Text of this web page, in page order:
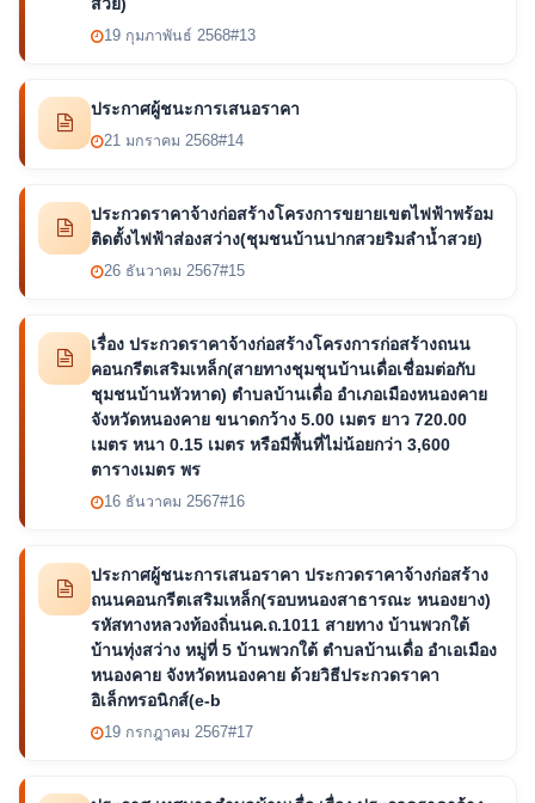
สวย)
19 กุมภาพันธ์ 2568#13
ประกาศผู้ชนะการเสนอราคา
21 มกราคม 2568#14
ประกวดราคาจ้างก่อสร้างโครงการขยายเขตไฟฟ้าพร้อม
ติดตั้งไฟฟ้าส่องสว่าง(ชุมชนบ้านปากสวยริมลำน้ำสวย)
26 ธันวาคม 2567#15
เรื่อง ประกวดราคาจ้างก่อสร้างโครงการก่อสร้างถนน
คอนกรีตเสริมเหล็ก(สายทางชุมชุนบ้านเดื่อเชื่อมต่อกับ
ชุมชนบ้านหัวหาด) ตำบลบ้านเดื่อ อำเภอเมืองหนองคาย
จังหวัดหนองคาย ขนาดกว้าง 5.00 เมตร ยาว 720.00
เมตร หนา 0.15 เมตร หรือมีพื้นที่ไม่น้อยกว่า 3,600
ตารางเมตร พร
16 ธันวาคม 2567#16
ประกาศผู้ชนะการเสนอราคา ประกวดราคาจ้างก่อสร้าง
ถนนคอนกรีตเสริมเหล็ก(รอบหนองสาธารณะ หนองยาง)
รหัสทางหลวงท้องถิ่นนค.ถ.1011 สายทาง บ้านพวกใต้
บ้านทุ่งสว่าง หมู่ที่ 5 บ้านพวกใต้ ตำบลบ้านเดื่อ อำเอเมือง
หนองคาย จังหวัดหนองคาย ด้วยวิธีประกวดราคา
อิเล็กทรอนิกส์(e-b
19 กรกฎาคม 2567#17